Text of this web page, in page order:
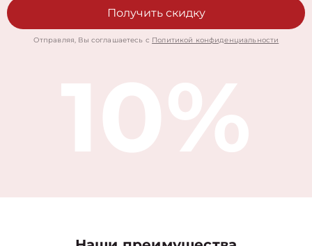
Получить скидку
Отправляя, Вы соглашаетесь с Политикой конфиденциальности